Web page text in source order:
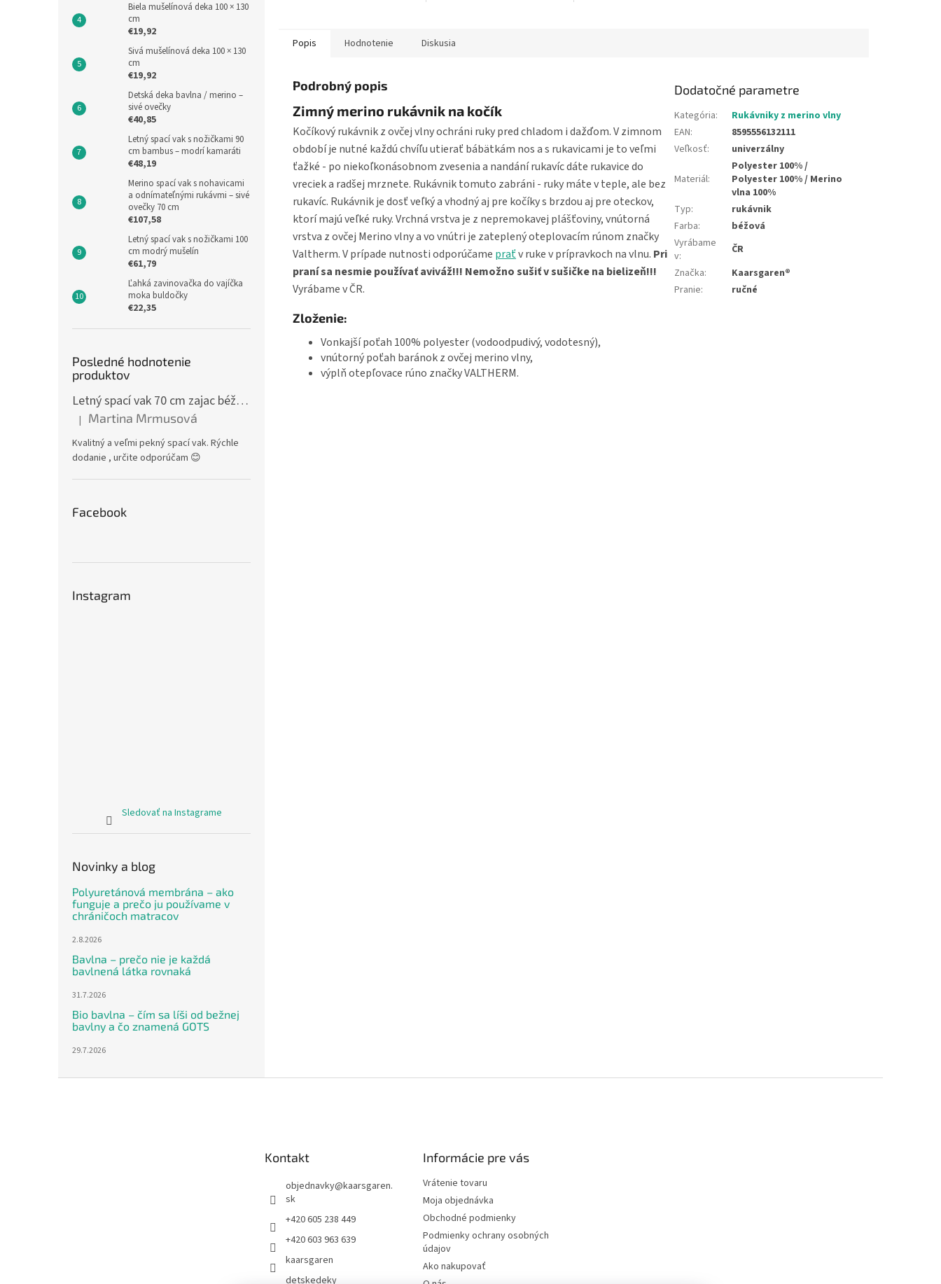
Biela mušelínová deka 100 × 130
cm
€19,92
Sivá mušelínová deka 100 × 130
cm
€19,92
Detská deka bavlna / merino –
sivé ovečky
€40,85
Letný spací vak s nožičkami 90
cm bambus – modrí kamaráti
€48,19
Merino spací vak s nohavicami
a odnímateľnými rukávmi – sivé
ovečky 70 cm
€107,58
Letný spací vak s nožičkami 100
cm modrý mušelín
€61,79
Ľahká zavinovačka do vajíčka
moka buldočky
€22,35
Posledné hodnotenie
produktov
Letný spací vak 70 cm zajac béžový zips na boku
Hodnotenie produktu je 5 z 5 hviezdičiek.
| Martina Mrmusová
Kvalitný a veľmi pekný spací vak. Rýchle
dodanie , určite odporúčam 😊
Facebook
Instagram
Sledovať na Instagrame
Novinky a blog
Polyuretánová membrána – ako
funguje a prečo ju používame v
chráničoch matracov
2.8.2026
Bavlna – prečo nie je každá
bavlnená látka rovnaká
31.7.2026
Bio bavlna – čím sa líši od bežnej
bavlny a čo znamená GOTS
29.7.2026
Popis Hodnotenie Diskusia
Podrobný popis
Zimný merino rukávnik na kočík
Kočíkový rukávnik z ovčej vlny ochráni ruky pred chladom i dažďom. V zimnom
období je nutné každú chvíľu utierať bábätkám nos a s rukavicami je to veľmi
ťažké - po niekoľkonásobnom zvesenia a nandání rukavíc dáte rukavice do
vreciek a radšej mrznete. Rukávnik tomuto zabráni - ruky máte v teple, ale bez
rukavíc. Rukávnik je dosť veľký a vhodný aj pre kočíky s brzdou aj pre oteckov,
ktorí majú veľké ruky. Vrchná vrstva je z nepremokavej plášťoviny, vnútorná
vrstva z ovčej Merino vlny a vo vnútri je zateplený oteplovacím rúnom značky
Valtherm. V prípade nutnosti odporúčame praťv ruke v prípravkoch na vlnu. Pri
praní sa nesmie používať aviváž!!! Nemožno sušiť v sušičke na bielizeň!!!
Vyrábame v ČR.
Zloženie:
Vonkajší poťah 100% polyester (vodoodpudivý, vodotesný),
vnútorný poťah baránok z ovčej merino vlny,
výplň otepľovace rúno značky VALTHERM.
Dodatočné parametre
Kategória:
Rukávniky z merino vlny
EAN:
8595556132111
Veľkosť: univerzálny
Materiál:
Polyester 100% /
Polyester 100% / Merino
vlna 100%
Typ:
rukávnik
Farba:
béžová
Vyrábame
v:
ČR
Značka:
Kaarsgaren®
Pranie: ručné
Kontakt
objednavky@kaarsgaren.
sk
+420 605 238 449
+420 603 963 639
kaarsgaren
detskedeky
Informácie pre vás
Vrátenie tovaru
Moja objednávka
Obchodné podmienky
Podmienky ochrany osobných
údajov
Ako nakupovať